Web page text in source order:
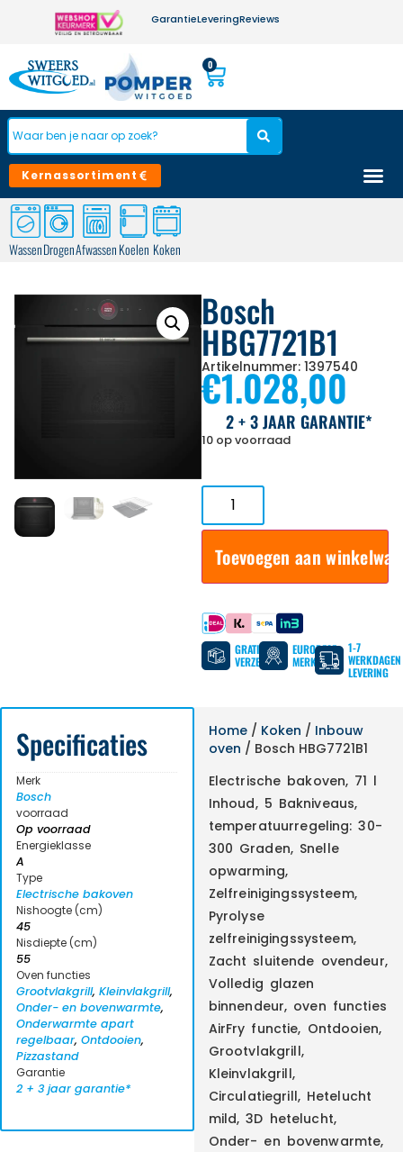
GarantieLeveringReviews
0
Kernassortiment
WassenDrogenAfwassenKoelen Koken
Bosch
HBG7721B1
Artikelnummer: 1397540
€1.028,00
2 + 3 JAAR GARANTIE*
10 op voorraad
Toevoegen aan
Betaal met
GRATIS
VERZENDING
EUROPESE
MERKEN
1-7
WERKDAGEN
LEVERING
Specificaties
Merk
Bosch
voorraad
Op voorraad
Energieklasse
A
Type
Electrische bakoven
Nishoogte (cm)
45
Nisdiepte (cm)
55
Oven functies
Grootvlakgrill, Kleinvlakgrill,
Onder- en bovenwarmte,
Onderwarmte apart
regelbaar, Ontdooien,
Pizzastand
Garantie
2 + 3 jaar garantie*
Home/ Koken / Inbouw
oven / Bosch HBG7721B1
Electrische bakoven, 71 l
Inhoud, 5 Bakniveaus,
temperatuurregeling: 30-
300 Graden, Snelle
opwarming,
Zelfreinigingssysteem,
Pyrolyse
zelfreinigingssysteem,
Zacht sluitende ovendeur,
Volledig glazen
binnendeur, oven functies
AirFry functie, Ontdooien,
Grootvlakgrill,
Kleinvlakgrill,
Circulatiegrill, Hetelucht
mild, 3D hetelucht,
Onder- en bovenwarmte,